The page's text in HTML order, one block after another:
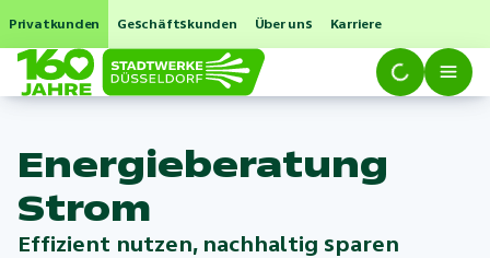
Privatkunden Geschäftskunden Über uns Karriere
Energie­beratung
Strom
Effizient nutzen, nachhaltig sparen